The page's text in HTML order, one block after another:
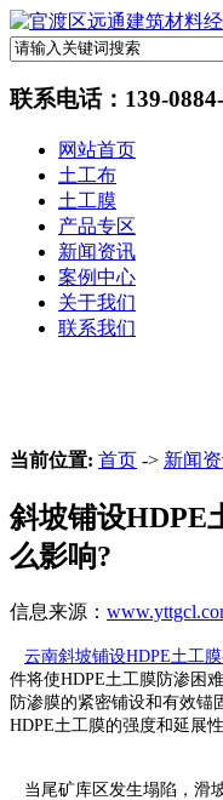
联系电话： 139-
网站首页
土工布
土工膜
产品专区
新闻资讯
案例中心
关于我们
联系我们
当前位置: 首页 -> 新闻
斜坡铺设HDPE
么影响?
信息来源：
云南斜坡铺设HDPE土工
件将使HDPE土工膜防渗困
防渗膜的紧密铺设和有效锚
HDPE土工膜的强度和延展
当尾矿库区发生塌陷，滑